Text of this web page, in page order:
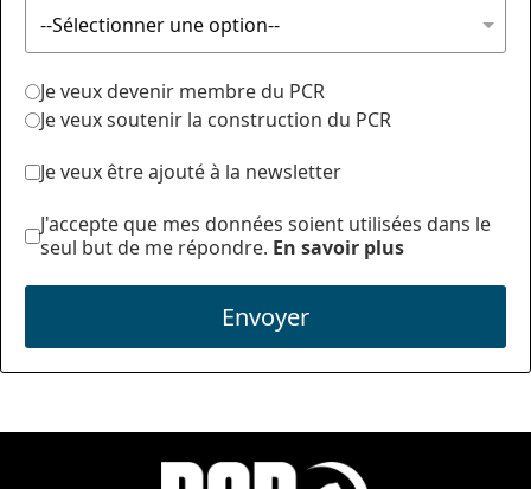
Je veux devenir membre du PCR
Je veux soutenir la construction du PCR
Je veux être ajouté à la newsletter
J'accepte que mes données soient utilisées dans le
seul but de me répondre. En savoir plus
Envoyer